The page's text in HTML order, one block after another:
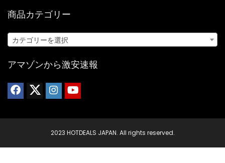
商品カテゴリー
カテゴリーを選択
アマゾンから激安速報
2023 HOTDEALS JAPAN. All rights reserved.